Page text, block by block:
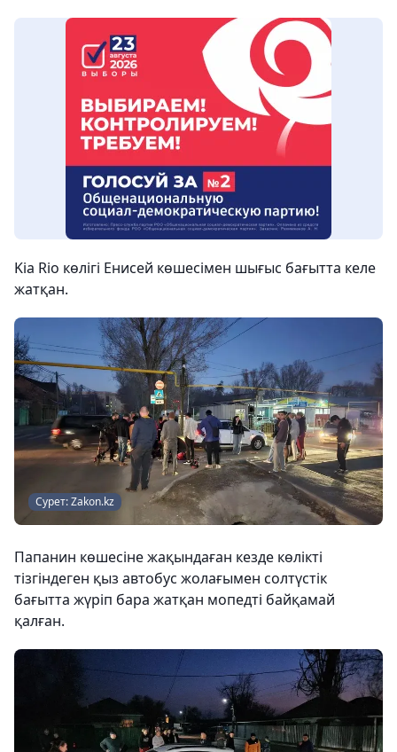
Kia Rio көлігі Енисей көшесімен шығыс бағытта келе
жатқан.
Сурет: Zakon.kz
Папанин көшесіне жақындаған кезде көлікті
тізгіндеген қыз автобус жолағымен солтүстік
бағытта жүріп бара жатқан мопедті байқамай
қалған.